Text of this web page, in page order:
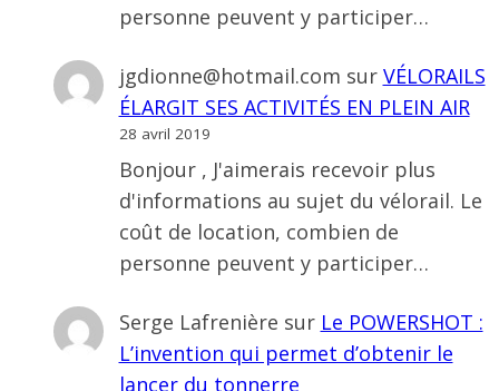
personne peuvent y participer…
jgdionne@hotmail.com sur VÉLORAILS
ÉLARGIT SES ACTIVITÉS EN PLEIN AIR
28 avril 2019
Bonjour , J'aimerais recevoir plus
d'informations au sujet du vélorail. Le
coût de location, combien de
personne peuvent y participer…
Serge Lafrenière sur Le POWERSHOT :
L’invention qui permet d’obtenir le
lancer du tonnerre